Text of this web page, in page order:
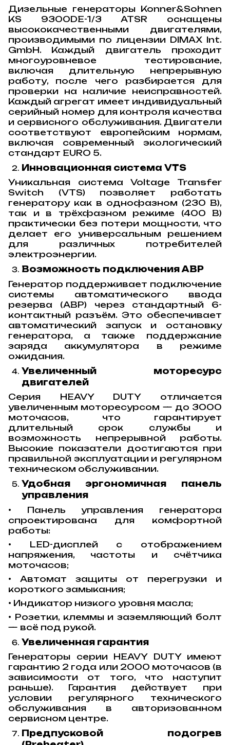
Дизельные генераторы Konner&Sohnen
KS 9300DE-1/3 ATSR оснащены
высококачественными двигателями,
производимыми по лицензии DIMAX Int.
GmbH. Каждый двигатель проходит
многоуровневое тестирование,
включая длительную непрерывную
работу, после чего разбирается для
проверки на наличие неисправностей.
Каждый агрегат имеет индивидуальный
серийный номер для контроля качества
и сервисного обслуживания. Двигатели
соответствуют европейским нормам,
включая современный экологический
стандарт EURO 5.
Инновационная система VTS
Уникальная система Voltage Transfer
Switch (VTS) позволяет работать
генератору как в однофазном (230 В),
так и в трёхфазном режиме (400 В)
практически без потери мощности, что
делает его универсальным решением
для различных потребителей
электроэнергии.
Возможность подключения АВР
Генератор поддерживает подключение
системы автоматического ввода
резерва (АВР) через стандартный 6-
контактный разъём. Это обеспечивает
автоматический запуск и остановку
генератора, а также поддержание
заряда аккумулятора в режиме
ожидания.
Увеличенный моторесурс
двигателей
Серия HEAVY DUTY отличается
увеличенным моторесурсом — до 3000
моточасов, что гарантирует
длительный срок службы и
возможность непрерывной работы.
Высокие показатели достигаются при
правильной эксплуатации и регулярном
техническом обслуживании.
Удобная эргономичная панель
управления
• Панель управления генератора
спроектирована для комфортной
работы:
• LED-дисплей с отображением
напряжения, частоты и счётчика
моточасов;
• Автомат защиты от перегрузки и
короткого замыкания;
• Индикатор низкого уровня масла;
• Розетки, клеммы и заземляющий болт
— всё под рукой.
Увеличенная гарантия
Генераторы серии HEAVY DUTY имеют
гарантию 2 года или 2000 моточасов (в
зависимости от того, что наступит
раньше). Гарантия действует при
условии регулярного технического
обслуживания в авторизованном
сервисном центре.
Предпусковой подогрев